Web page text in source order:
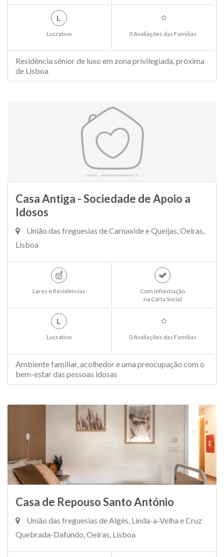
L
Lucrativo 0 Avaliações das Familias
Residência sénior de luxo em zona privilegiada, próxima
de Lisboa
Casa Antiga - Sociedade de Apoio a
Idosos
União das freguesias de Carnaxide e Queijas, Oeiras,
Lisboa
Lares e Residências
Com informação
na Carta Social
L
Lucrativo 0 Avaliações das Familias
Ambiente familiar, acolhedor e uma preocupação com o
bem-estar das pessoas idosas
Casa de Repouso Santo António
União das freguesias de Algés, Linda-a-Velha e Cruz
Quebrada-Dafundo, Oeiras, Lisboa